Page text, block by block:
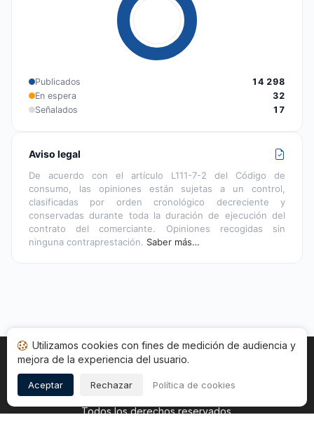
Publicados
14 298
En espera
32
Señalados
17
Aviso legal
De acuerdo con el artículo L111-7-2 del Código de
consumo, las opiniones están sujetas a un control,
clasificadas por orden cronológico decreciente y
conservadas durante toda la duración de ejecución del
contrato del comerciante. Opiniones recogidas sin
ninguna contraprestación. Saber más…
Inicio Estado opiniones Categorías
Copyright © 2026
Todos los derechos reservados.
Utilizamos cookies con fines de medición de audiencia y
mejora de la experiencia del usuario.
Aceptar Rechazar Política de cookies